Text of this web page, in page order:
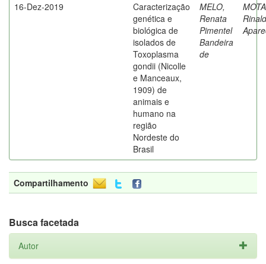
16-Dez-2019
Caracterização
genética e
biológica de
isolados de
Toxoplasma
gondii (Nicolle
e Manceaux,
1909) de
animais e
humano na
região
Nordeste do
Brasil
MELO,
Renata
Pimentel
Bandeira
de
Compartilhamento
Busca facetada
Autor